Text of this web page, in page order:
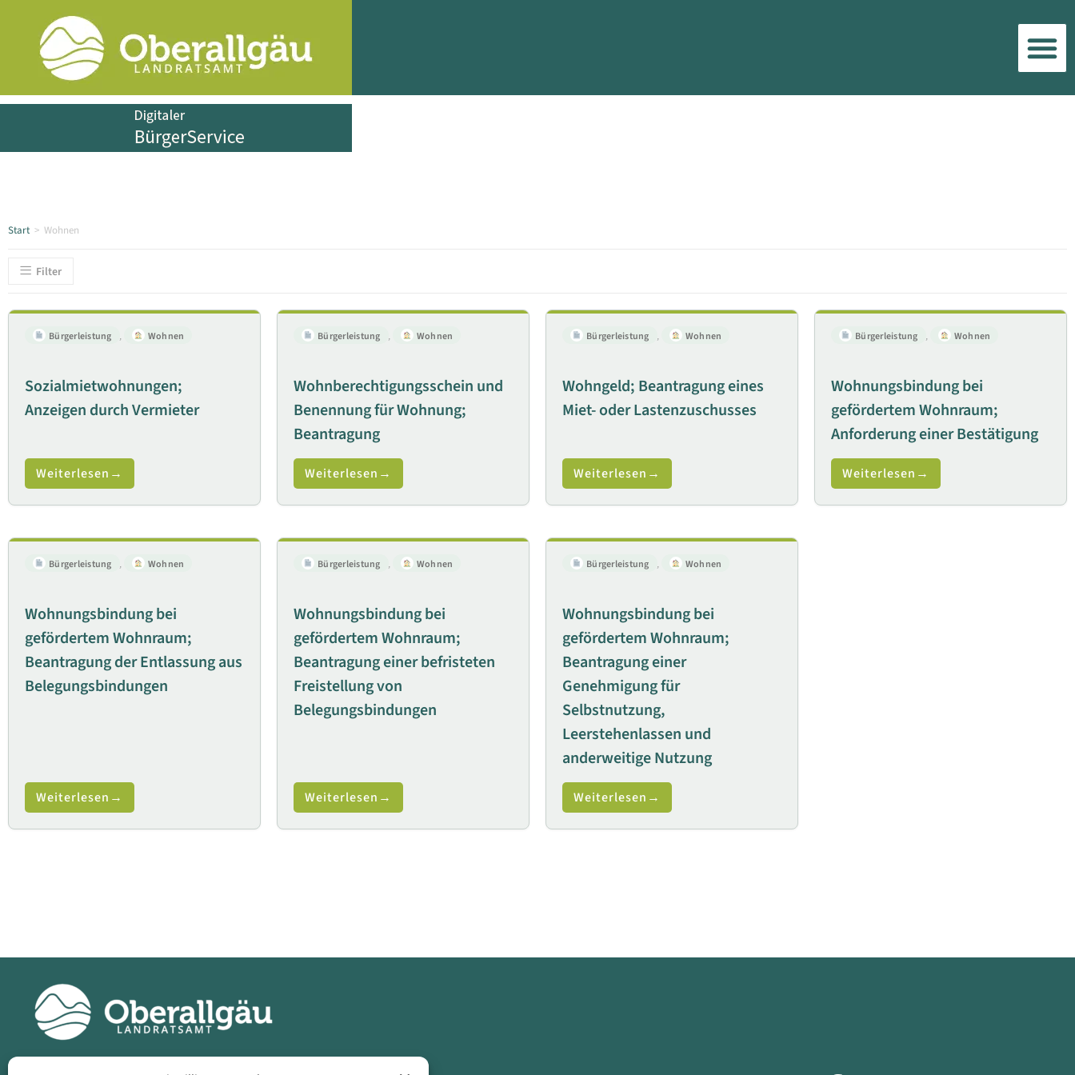
Start > Wohnen
Filter
Bürgerleistung , Wohnen
Sozialmietwohnungen;
Anzeigen durch Vermieter
Weiterlesen
Bürgerleistung , Wohnen
Wohnberechtigungsschein und
Benennung für Wohnung;
Beantragung
Weiterlesen
Bürgerleistung , Wohnen
Wohngeld; Beantragung eines
Miet- oder Lastenzuschusses
Weiterlesen
Bürgerleistung , Wohnen
Wohnungsbindung bei
gefördertem Wohnraum;
Anforderung einer Bestätigung
Weiterlesen
Bürgerleistung , Wohnen
Wohnungsbindung bei
gefördertem Wohnraum;
Beantragung der Entlassung aus
Belegungsbindungen
Weiterlesen
Bürgerleistung , Wohnen
Wohnungsbindung bei
gefördertem Wohnraum;
Beantragung einer befristeten
Freistellung von
Belegungsbindungen
Weiterlesen
Bürgerleistung , Wohnen
Wohnungsbindung bei
gefördertem Wohnraum;
Beantragung einer
Genehmigung für
Selbstnutzung,
Leerstehenlassen und
anderweitige Nutzung
Weiterlesen